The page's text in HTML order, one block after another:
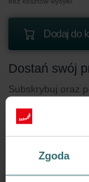
Zgoda
Dodaj do
Dostań swój
Subskrybuj oraz
105.85 124.53
bez kosztów wysyłki